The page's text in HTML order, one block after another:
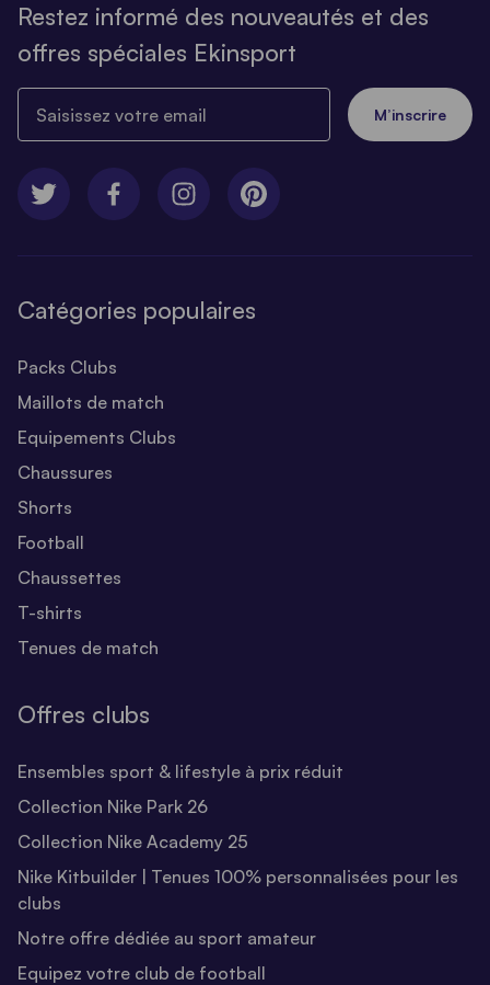
Restez informé des nouveautés et des
offres spéciales Ekinsport
M’inscrire
Catégories populaires
Packs Clubs
Maillots de match
Equipements Clubs
Chaussures
Shorts
Football
Chaussettes
T-shirts
Tenues de match
Offres clubs
Ensembles sport & lifestyle à prix réduit
Collection Nike Park 26
Collection Nike Academy 25
Nike Kitbuilder | Tenues 100% personnalisées pour les
clubs
Notre offre dédiée au sport amateur
Equipez votre club de football